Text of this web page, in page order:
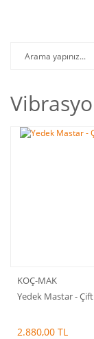
KOÇ-MAK
Yedek Mastar -
2.880,00 TL